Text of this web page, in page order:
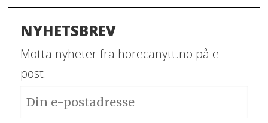
NYHETSBREV
Motta nyheter fra horecanytt.no på e-
post.